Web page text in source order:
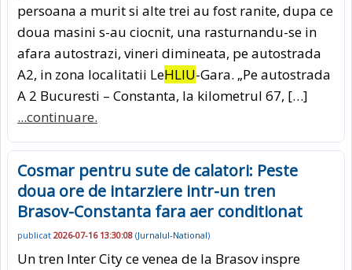
persoana a murit si alte trei au fost ranite, dupa ce
doua masini s-au ciocnit, una rasturnandu-se in
afara autostrazi, vineri dimineata, pe autostrada
A2, in zona localitatii LeHLIU-Gara. „Pe autostrada
A 2 Bucuresti – Constanta, la kilometrul 67, […]
...continuare.
Cosmar pentru sute de calatori: Peste
doua ore de intarziere intr-un tren
Brasov-Constanta fara aer conditionat
publicat 2026-07-16 13:30:08 (Jurnalul-National)
Un tren Inter City ce venea de la Brasov inspre